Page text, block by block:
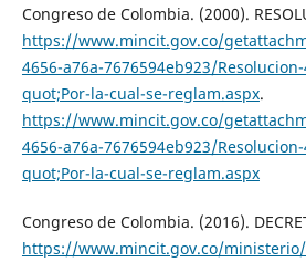
Congreso de Colombia. (2000).
https://www.mincit.gov.co/
4656-a76a-7676594eb923/
quot;Por-la-cual-se-reglam.aspx.
https://www.mincit.gov.co/
4656-a76a-7676594eb923/
quot;Por-la-cual-se-reglam.aspx
Congreso de Colombia. (2016).
https://www.mincit.gov.co/